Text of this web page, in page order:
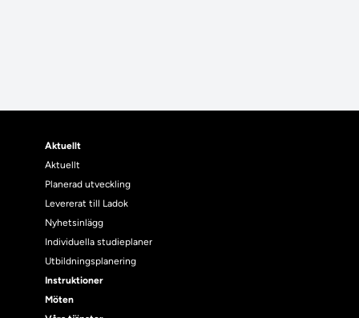
Aktuellt
Aktuellt
Planerad utveckling
Levererat till Ladok
Nyhetsinlägg
Individuella studieplaner
Utbildningsplanering
Instruktioner
Möten